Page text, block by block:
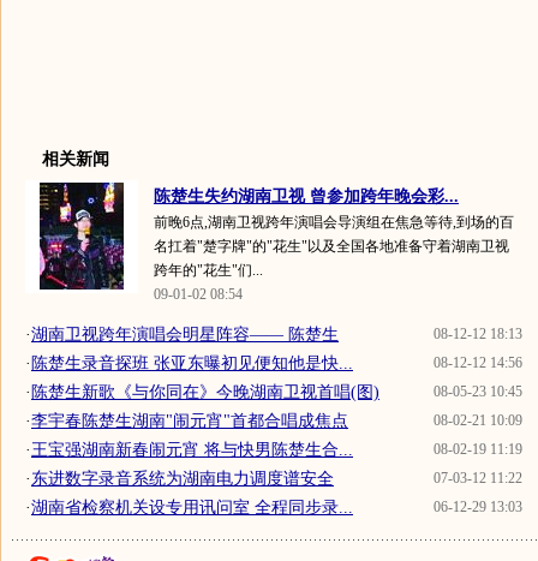
相关新闻
陈楚生失约湖南卫视 曾参加跨年晚会彩...
前晚6点,湖南卫视跨年演唱会导演组在焦急等待,到场的百
名扛着"楚字牌"的"花生"以及全国各地准备守着湖南卫视
跨年的"花生"们...
09-01-02 08:54
08-12-12 18:13
·湖南卫视跨年演唱会明星阵容—— 陈楚生
08-12-12 14:56
· 陈楚生录音探班 张亚东曝初见便知他是快...
08-05-23 10:45
· 陈楚生新歌《与你同在》今晚湖南卫视首唱(图)
08-02-21 10:09
·李宇春陈楚生湖南"闹元宵"首都合唱成焦点
08-02-19 11:19
·王宝强湖南新春闹元宵 将与快男陈楚生合...
07-03-12 11:22
·东进数字录音系统为湖南电力调度谱安全
06-12-29 13:03
·湖南省检察机关设专用讯问室 全程同步录...